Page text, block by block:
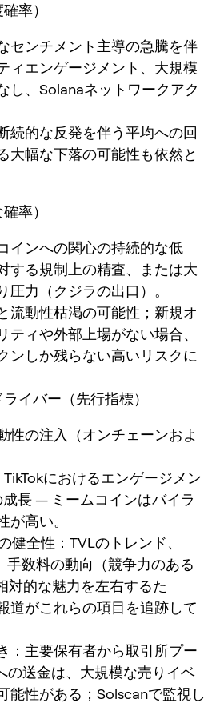
率）
センチメント主導の急騰を伴
ィエンゲージメント、大規模
し、Solanaネットワークアク
続的な反発を伴う平均への回
大幅な下落の可能性も依然と
率）
インへの関心の持続的な低
する規制上の精査、または大
圧力（クジラの出口）。
流動性枯渇の可能性；新規オ
ティや外部上場がない場合、
ンしか残らない高いリスクに
イバー（先行指標）
性の注入（オンチェーンおよ
におけるエンゲージメン
長 — ミームコインはバイラ
が高い。
健全性：TVLのトレンド、
手数料の動向（競争力のある
対的な魅力を左右するた
道がこれらの項目を追跡して
：主要保有者から取引所プー
の送金は、大規模な売りイベ
能性がある；Solscanで監視し